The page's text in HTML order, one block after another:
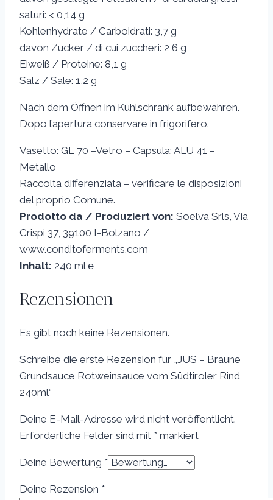
saturi: < 0,14 g
Kohlenhydrate / Carboidrati: 3,7 g
davon Zucker / di cui zuccheri: 2,6 g
Eiweiß / Proteine: 8,1 g
Salz / Sale: 1,2 g
Nach dem Öffnen im Kühlschrank aufbewahren.
Dopo l’apertura conservare in frigorifero.
Vasetto: GL 70 –Vetro – Capsula: ALU 41 –
Metallo
Raccolta differenziata – verificare le disposizioni
del proprio Comune.
Prodotto da / Produziert von: Soelva Srls, Via
Crispi 37, 39100 I-Bolzano /
www.conditoferments.com
Inhalt: 240 ml ℮
Rezensionen
Es gibt noch keine Rezensionen.
Schreibe die erste Rezension für „JUS – Braune
Grundsauce Rotweinsauce vom Südtiroler Rind
240ml“
Deine E-Mail-Adresse wird nicht veröffentlicht.
Erforderliche Felder sind mit * markiert
Deine Bewertung *
Deine Rezension *